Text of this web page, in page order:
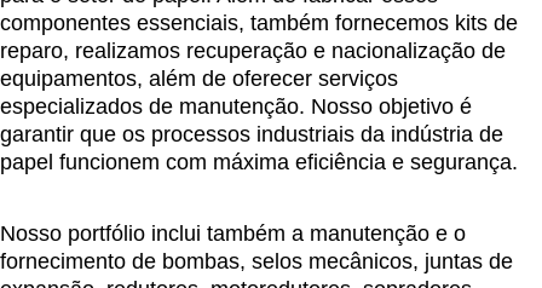
componentes essenciais, também fornecemos kits de
reparo, realizamos recuperação e nacionalização de
equipamentos, além de oferecer serviços
especializados de manutenção. Nosso objetivo é
garantir que os processos industriais da indústria de
papel funcionem com máxima eficiência e segurança.
Nosso portfólio inclui também a manutenção e o
fornecimento de bombas, selos mecânicos, juntas de